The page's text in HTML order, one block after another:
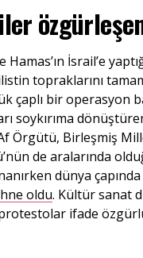
Hamas’ın İsrail’e
topraklarını
çaplı bir operasyon
soykırıma
Örgütü, Birleşmiş
de aralarında
dünya
oldu. Kültür sanat
ifade